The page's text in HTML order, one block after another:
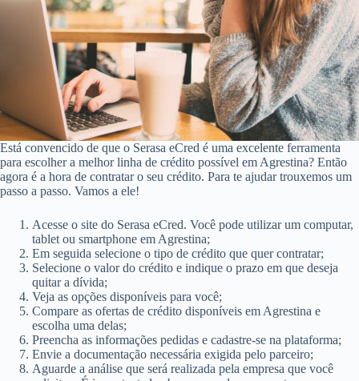
Está convencido de que o Serasa eCred é uma excelente ferramenta
para escolher a melhor linha de crédito possível em Agrestina? Então
agora é a hora de contratar o seu crédito. Para te ajudar trouxemos um
passo a passo. Vamos a ele!
Acesse o site do Serasa eCred. Você pode utilizar um computar,
tablet ou smartphone em Agrestina;
Em seguida selecione o tipo de crédito que quer contratar;
Selecione o valor do crédito e indique o prazo em que deseja
quitar a dívida;
Veja as opções disponíveis para você;
Compare as ofertas de crédito disponíveis em Agrestina e
escolha uma delas;
Preencha as informações pedidas e cadastre-se na plataforma;
Envie a documentação necessária exigida pelo parceiro;
Aguarde a análise que será realizada pela empresa que você